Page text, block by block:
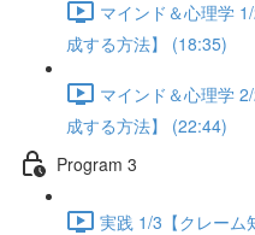
マインド＆心理学
成する方法】 (18:35)
マインド＆心理学
成する方法】 (22:44)
Program 3
実践 1/3【クレーム